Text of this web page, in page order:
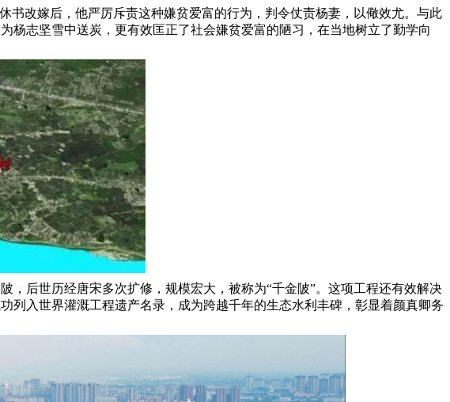
书改嫁后，他严厉斥责这种嫌贫爱富的行为，判令仗责杨妻，以儆效尤。与此
杨志坚雪中送炭，更有效匡正了社会嫌贫爱富的陋习，在当地树立了勤学向
后世历经唐宋多次扩修，规模宏大，被称为“千金陂”。这项工程还有效解决
列入世界灌溉工程遗产名录，成为跨越千年的生态水利丰碑，彰显着颜真卿务